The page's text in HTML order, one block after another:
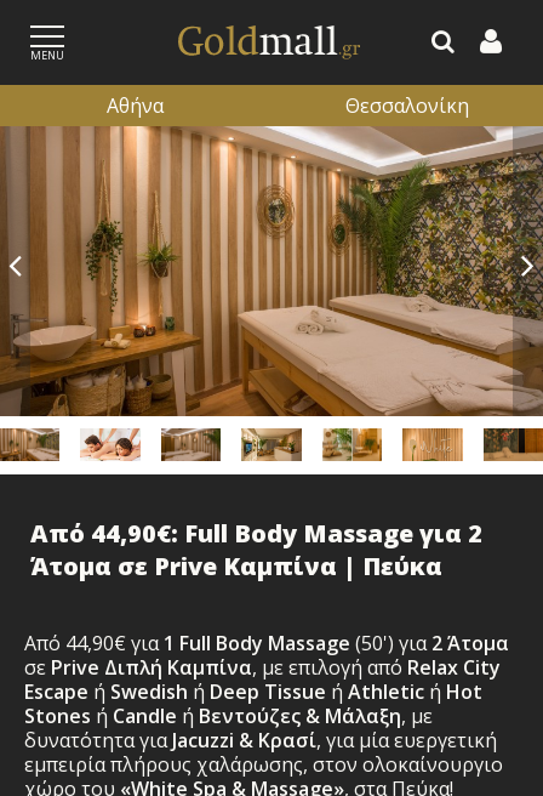
MENU
ΕΓΓΡΑΦΗ ΕΙΣΟΔΟΣ
Αθήνα Θεσσαλονίκη
Από 44,90€: Full Body Massage για 2
Άτομα σε Prive Καμπίνα | Πεύκα
Από 44,90€ για1 Full Body Massage (50') για2 Άτομα
σε Prive Διπλή Καμπίνα, με επιλογή από Relax City
Escape ή Swedish ή Deep Tissue ή Athletic ή Hot
Stones ή Candle ή Βεντούζες & Μάλαξη, με
δυνατότητα γιαJacuzzi & Κρασί, για μία ευεργετική
εμπειρία πλήρους χαλάρωσης, στον ολοκαίνουργιο
χώρο του «White Spa & Massage», στα Πεύκα!